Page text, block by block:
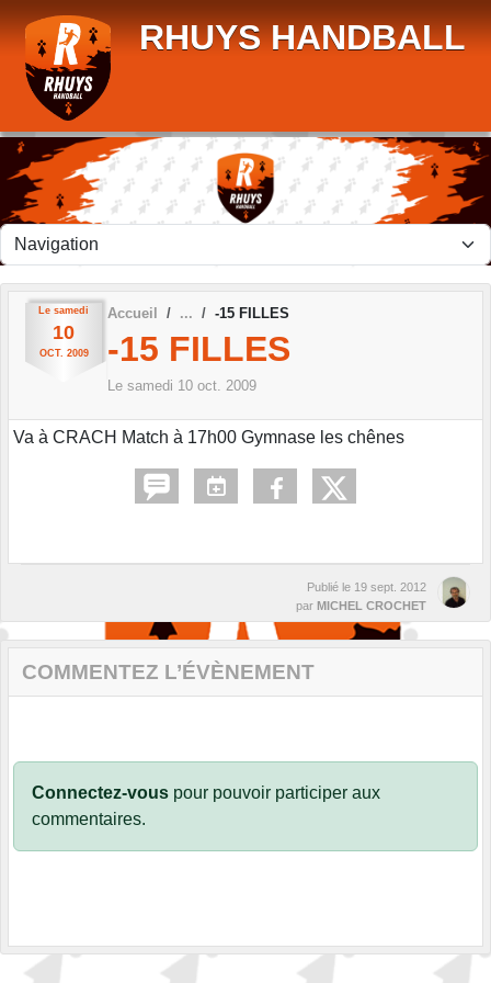
RHUYS HANDBALL
Le samedi
10
OCT. 2009
Accueil -15 FILLES
-15 FILLES
Le samedi 10 oct. 2009
Va à CRACH Match à 17h00 Gymnase les chênes
Publié le 19 sept. 2012
par MICHEL CROCHET
COMMENTEZ L’ÉVÈNEMENT
Connectez-vous pour pouvoir participer aux
commentaires.
Panneau de gestion des cookies